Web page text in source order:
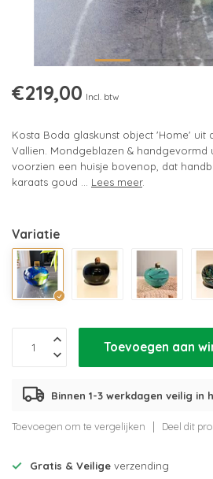
€219,00 Incl. btw
Kosta Boda glaskunst object 'Home' uit
Vallien. Mondgeblazen & handgevormd
voorzien een huisje bovenop, dat
karaats goud ... Lees meer.
Variatie
Toevoegen aan
Binnen 1-3 werkdagen veilig in
Toevoegen om te vergelijken Deel dit
Gratis & Veilige verzending